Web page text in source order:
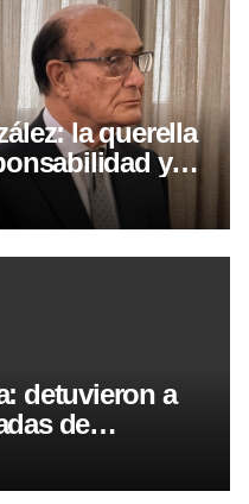
la querella
ya
detuvieron a
de